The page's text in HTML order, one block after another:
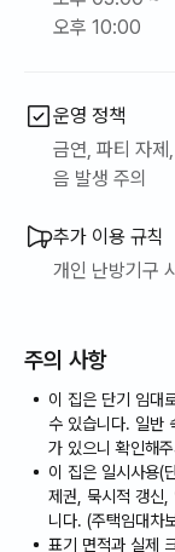
오후 10:00
운영 정책
금연, 파티 자
음 발생 주의
추가 이용 규칙
개인 난방기구
주의 사항
이 집은 단기 임대
수 있습니다. 일반
가 있으니 확인해
이 집은 일시사용(
제권, 묵시적 갱신,
니다. (주택임대차
표기 면적과 실제